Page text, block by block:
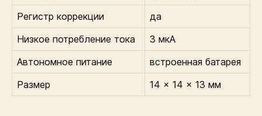
Регистр коррекции
да
Низкое потребление тока
3 мкА
Автономное питание
встроенная батарея
Размер
14 x 14 x 13 мм